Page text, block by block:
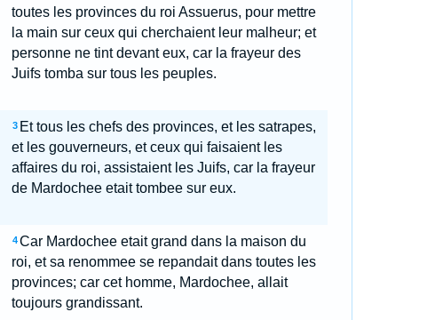
toutes les provinces du roi Assuerus, pour mettre
la main sur ceux qui cherchaient leur malheur; et
personne ne tint devant eux, car la frayeur des
Juifs tomba sur tous les peuples.
3 Et tous les chefs des provinces, et les satrapes,
et les gouverneurs, et ceux qui faisaient les
affaires du roi, assistaient les Juifs, car la frayeur
de Mardochee etait tombee sur eux.
4 Car Mardochee etait grand dans la maison du
roi, et sa renommee se repandait dans toutes les
provinces; car cet homme, Mardochee, allait
toujours grandissant.